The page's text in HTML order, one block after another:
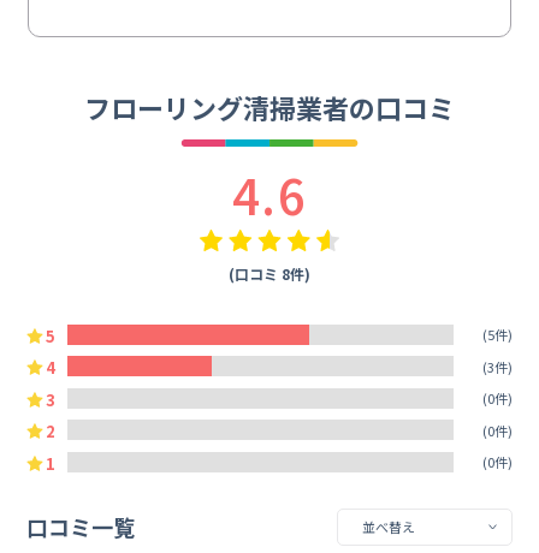
フローリング清掃業者の口コミ
4.6
(口コミ 8件)
5 (5件)
4 (3件)
3 (0件)
2 (0件)
1 (0件)
口コミ一覧